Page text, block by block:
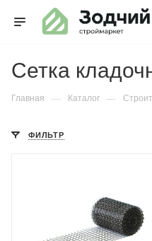
Сетка
Главная — Каталог —
ФИЛЬТР